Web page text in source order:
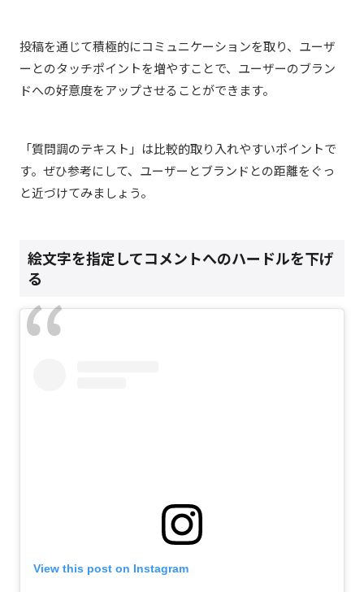
投稿を通じて積極的にコミュニケーションを取り、ユーザ
ーとのタッチポイントを増やすことで、ユーザーのブラン
ドへの好意度をアップさせることができます。
「質問調のテキスト」は比較的取り入れやすいポイントで
す。ぜひ参考にして、ユーザーとブランドとの距離をぐっ
と近づけてみましょう。
絵文字を指定してコメントへのハードルを下げ
る
View this post on Instagram